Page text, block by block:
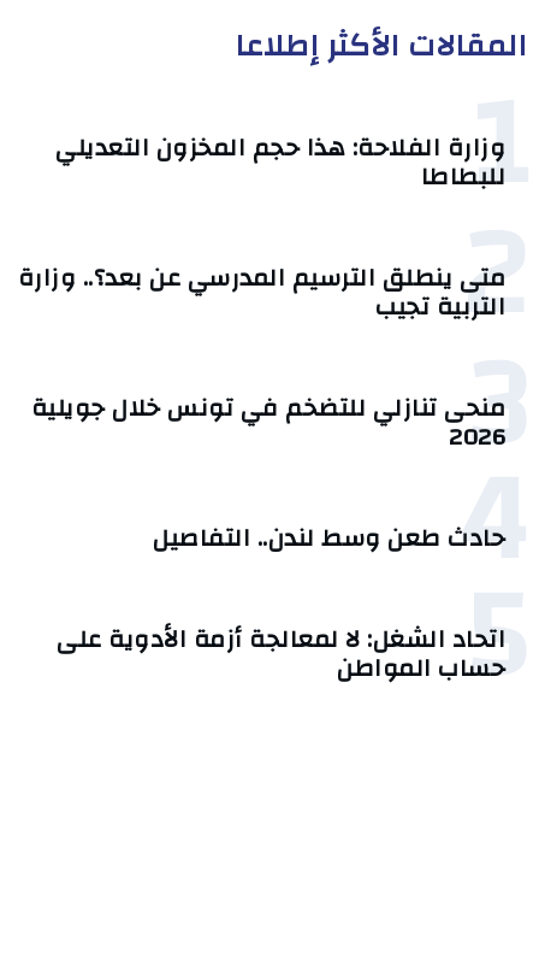
المقالات الأكثر إطلاعا
1
وزارة الفلاحة: هذا حجم المخزون التعديلي
للبطاطا
2
متى ينطلق الترسيم المدرسي عن بعد؟.. وزارة
التربية تجيب
3 منحى تنازلي ‎للتضخم في تونس خلال جويلية
2026‎
4
حادث طعن وسط لندن.. التفاصيل
5
اتحاد الشغل: لا لمعالجة أزمة الأدوية على
حساب المواطن